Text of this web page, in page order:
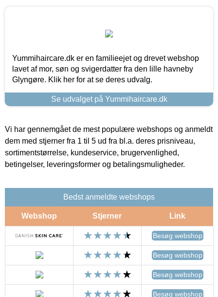
Yummihaircare.dk er en familieejet og drevet webshop
lavet af mor, søn og svigerdatter fra den lille havneby
Glyngøre. Klik her for at se deres udvalg.
Se udvalget på Yummihaircare.dk
Vi har gennemgået de mest populære webshops og anmeldt
dem med stjerner fra 1 til 5 ud fra bl.a. deres prisniveau,
sortimentstørrelse, kundeservice, brugervenlighed,
betingelser, leveringsformer og betalingsmuligheder.
Bedst anmeldte webshops
Webshop Stjerner Link
Besøg webshop
Besøg webshop
Besøg webshop
Besøg webshop